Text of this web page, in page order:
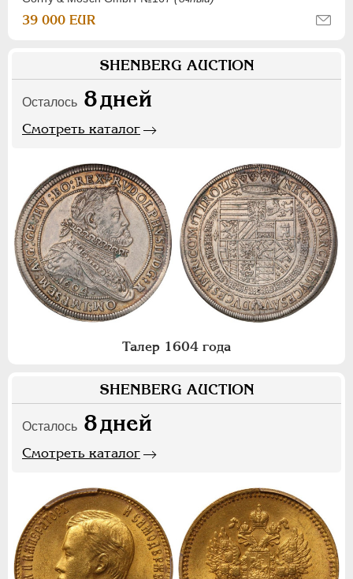
39 000 EUR
SHENBERG AUCTION
Осталось 8дней
Смотреть каталог
Талер 1604 года
SHENBERG AUCTION
Осталось 8дней
Смотреть каталог